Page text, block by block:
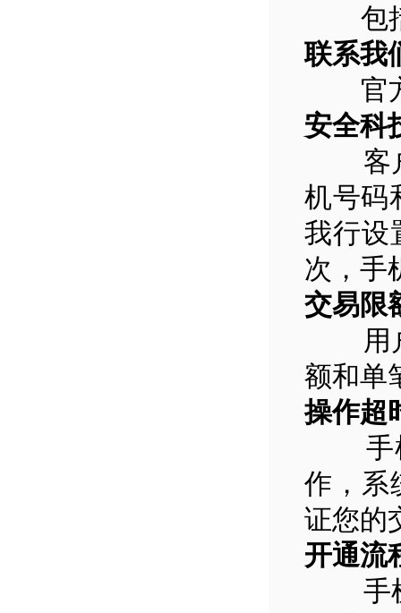
包括
联系我
官方
安全科
客户
机号码
我行设
次，手
交易限
用户
额和单
操作超
手机
作，系
证您的
开通流
手机